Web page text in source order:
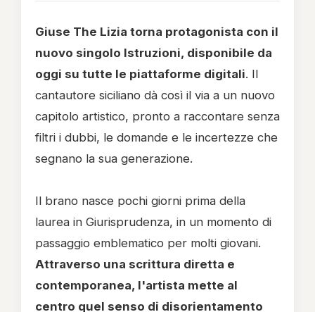
Giuse The Lizia torna protagonista con il
nuovo singolo Istruzioni, disponibile da
oggi su tutte le piattaforme digitali. Il
cantautore siciliano dà così il via a un nuovo
capitolo artistico, pronto a raccontare senza
filtri i dubbi, le domande e le incertezze che
segnano la sua generazione.
Il brano nasce pochi giorni prima della
laurea in Giurisprudenza, in un momento di
passaggio emblematico per molti giovani.
Attraverso una scrittura diretta e
contemporanea, l'artista mette al
centro quel senso di disorientamento